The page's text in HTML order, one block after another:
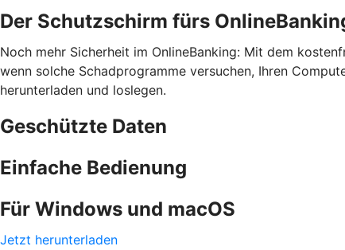
Der Schutzschirm fürs
Noch mehr Sicherheit im OnlineBanking: Mit dem
wenn solche Schadprogramme versuchen, Ihren
herunterladen und loslegen.
Geschützte Daten
Einfache Bedienung
Für Windows und macOS
Jetzt herunterladen